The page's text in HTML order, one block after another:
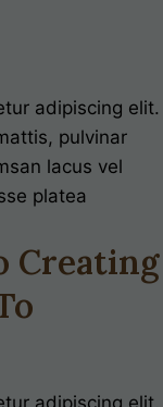
adipiscing elit.
pulvinar
lacus vel
platea
Creating
adipiscing elit.